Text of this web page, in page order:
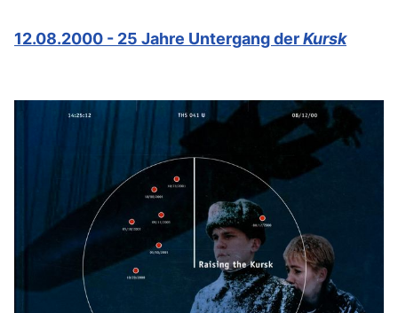
12.08.2000 - 25 Jahre Untergang derKursk